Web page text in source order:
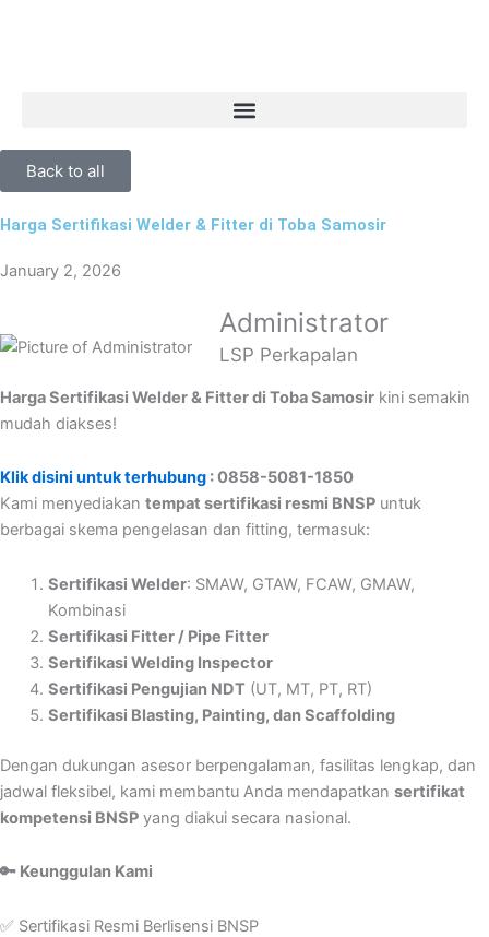
Back to all
Harga Sertifikasi Welder & Fitter di Toba Samosir
January 2, 2026
Administrator
LSP Perkapalan
Harga Sertifikasi Welder & Fitter di Toba Samosir kini semakin
mudah diakses!
Klik disini untuk terhubung : 0858-5081-1850
Kami menyediakan tempat sertifikasi resmi BNSP untuk
berbagai skema pengelasan dan fitting, termasuk:
Sertifikasi Welder: SMAW, GTAW, FCAW, GMAW,
Kombinasi
Sertifikasi Fitter / Pipe Fitter
Sertifikasi Welding Inspector
Sertifikasi Pengujian NDT(UT, MT, PT, RT)
Sertifikasi Blasting, Painting, dan Scaffolding
Dengan dukungan asesor berpengalaman, fasilitas lengkap, dan
jadwal fleksibel, kami membantu Anda mendapatkan sertifikat
kompetensi BNSP yang diakui secara nasional.
🔑 Keunggulan Kami
✅ Sertifikasi Resmi Berlisensi BNSP